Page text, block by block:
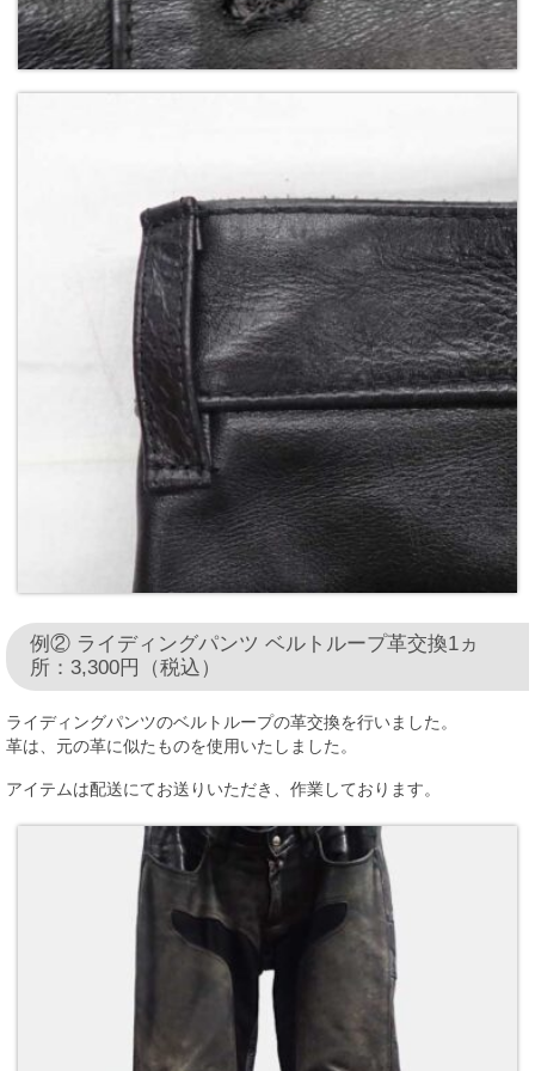
例② ライディングパンツ ベルトループ革交換1ヵ
所：3,300円（税込）
ライディングパンツのベルトループの革交換を行いました。
革は、元の革に似たものを使用いたしました。
アイテムは配送にてお送りいただき、作業しております。